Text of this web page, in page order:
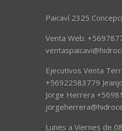
Paicaví 2325
Venta Web:
Ejecutivos Venta
+56922583779
Jorge Herrera
Lunes a Viernes de